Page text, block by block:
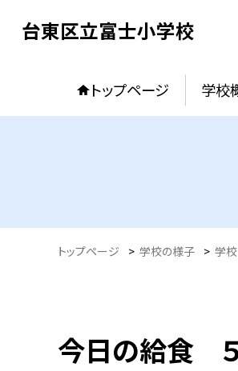
台東区立富士小学校
トップページ 学校
トップページ > 学校の様子 > 学
今日の給食 ５